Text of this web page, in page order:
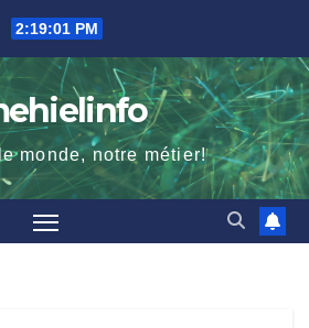
2:19:02 PM
monde, notre métier!